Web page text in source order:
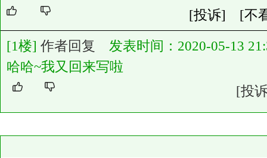
[投诉]
[不
[1楼] 作者回复
发表时间：2020-05-13
哈哈~我又回来写啦
[投